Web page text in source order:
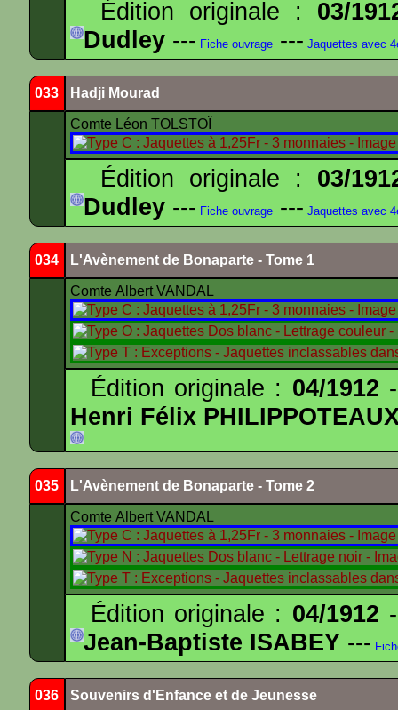
Édition originale : 03/
Dudley --- Fiche ouvrage --- Jaquettes avec
033 Hadji Mourad
Comte Léon TOLSTOÏ
Édition originale : 03/
Dudley --- Fiche ouvrage --- Jaquettes avec
034 L'Avènement de Bonaparte - Tome 1
Comte Albert VANDAL
Édition originale : 04/1912
Henri Félix
035 L'Avènement de Bonaparte - Tome 2
Comte Albert VANDAL
Édition originale : 04/1912
Jean-Baptiste ISABEY ---
036 Souvenirs d'Enfance et de Jeunesse